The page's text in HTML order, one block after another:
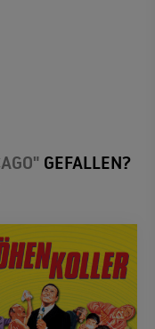
GEFALLEN?